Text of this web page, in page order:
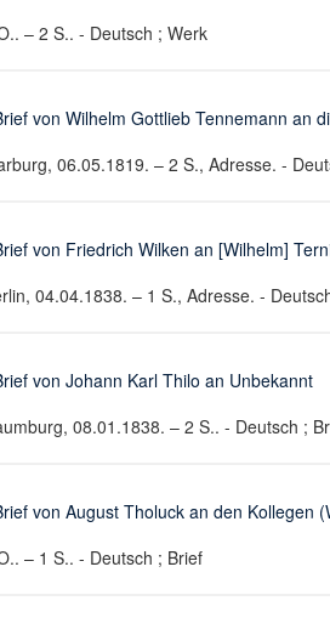
– 2 S.. - Deutsch ; Werk
von Wilhelm Gottlieb Tennemann an
06.05.1819. – 2 S., Adresse. -
von Friedrich Wilken an [Wilhelm]
04.04.1838. – 1 S., Adresse. -
von Johann Karl Thilo an Unbekannt
08.01.1838. – 2 S.. - Deutsch ;
von August Tholuck an den Kollegen
– 1 S.. - Deutsch ; Brief